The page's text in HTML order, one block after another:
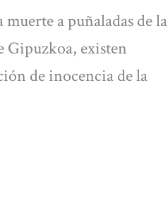
a puñaladas de la
Gipuzkoa, existen
de inocencia de la